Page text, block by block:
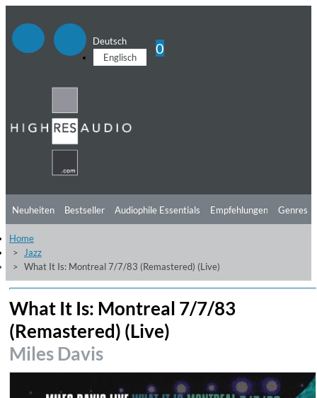
Deutsch
Englisch
0
Neuheiten Bestseller Audiophile Essentials Empfehlungen
Hörtipps
Videos
Genres
Home
Jazz
What It Is: Montreal 7/7/83 (Remastered) (Live)
What It Is: Montreal 7/7/83
(Remastered) (Live)
Miles Davis